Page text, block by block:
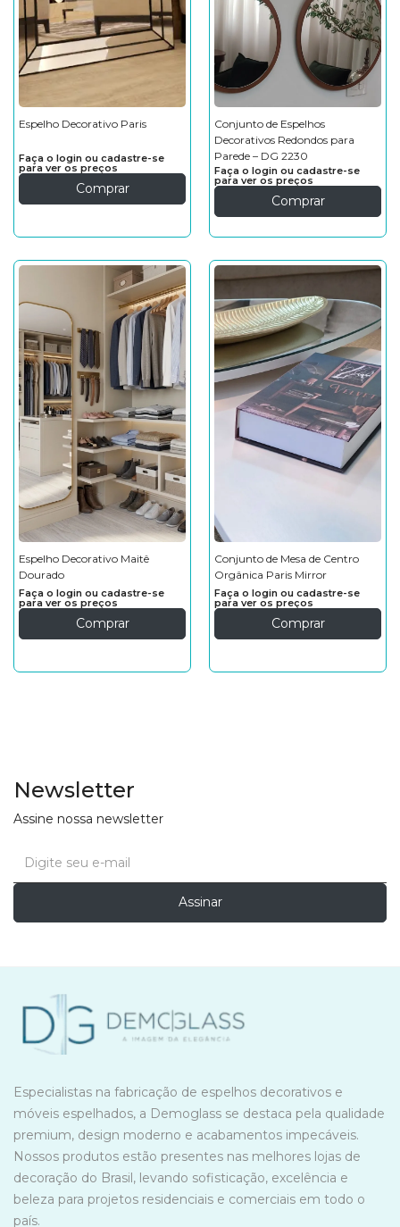
Espelho Decorativo Paris
Faça o login ou cadastre-se
para ver os preços
Comprar
Conjunto de Espelhos
Decorativos Redondos para
Parede – DG 2230
Faça o login ou cadastre-se
para ver os preços
Comprar
Espelho Decorativo Maitê
Dourado
Faça o login ou cadastre-se
para ver os preços
Comprar
Conjunto de Mesa de Centro
Orgânica Paris Mirror
Faça o login ou cadastre-se
para ver os preços
Comprar
Newsletter
Assine nossa newsletter
Assinar
Especialistas na fabricação de espelhos decorativos e
móveis espelhados, a Demoglass se destaca pela qualidade
premium, design moderno e acabamentos impecáveis.
Nossos produtos estão presentes nas melhores lojas de
decoração do Brasil, levando sofisticação, excelência e
beleza para projetos residenciais e comerciais em todo o
país.